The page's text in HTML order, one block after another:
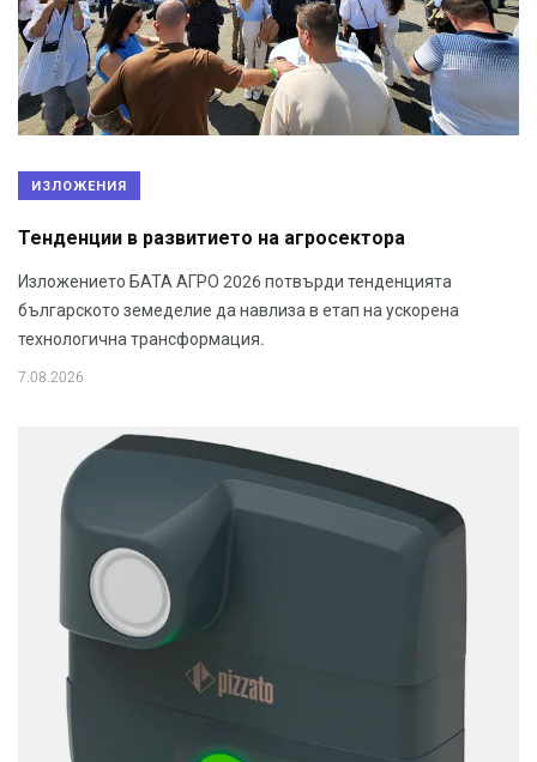
ИЗЛОЖЕНИЯ
Тенденции в развитието на агросектора
Изложението БАТА АГРО 2026 потвърди тенденцията
българското земеделие да навлиза в етап на ускорена
технологична трансформация.
7.08.2026